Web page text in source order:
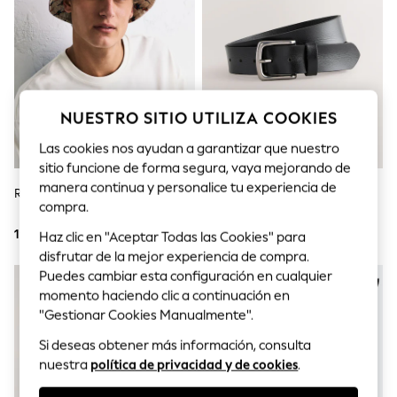
Sets & Outfits
Tops
T-Shirts
Nightwear & Pyjamas
Trousers & Leggings
Bodysuits & Vests
Swimwear
Shorts & Skirts
Babygrows & Sleepsuits
Jeans
Jumpsuits & Playsuits
All Holiday Shop
Dresses
Shorts
Skirts
Sandals & Sliders
Rash Vests
Sun Safe Swimwear
Sun Hats & Caps
Shop All Footwear
New In
Trainers & Pumps
Roja Guinness - Gorro
19 €
Negro - Cinturón De Piel Casual
26 €
NUESTRO SITIO UTILIZA COOKIES
Las cookies nos ayudan a garantizar que nuestro
sitio funcione de forma segura, vaya mejorando de
manera continua y personalice tu experiencia de
compra.
Haz clic en "Aceptar Todas las Cookies" para
disfrutar de la mejor experiencia de compra.
Puedes cambiar esta configuración en cualquier
momento haciendo clic a continuación en
"Gestionar Cookies Manualmente".
Si deseas obtener más información, consulta
nuestra política de privacidad y de cookies.